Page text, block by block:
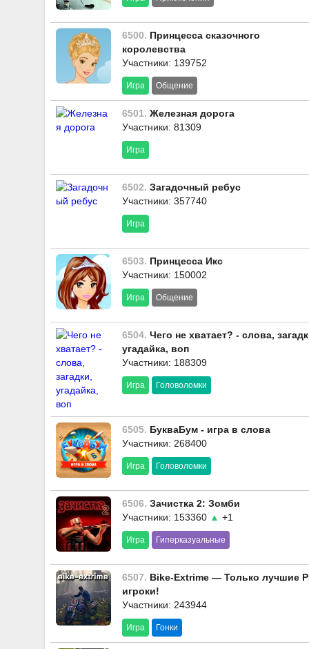
6500. Принцесса сказочного
королевства
Участники: 139752
Игра Общение
6501. Железная дорога
Участники: 81309
Игра
6502. Загадочный ребус
Участники: 357740
Игра
6503. Принцесса Икс
Участники: 150002
Игра Общение
6504. Чего не хватает? - слова,
угадайка, воп
Участники: 188309
Игра Головоломки
6505. БукваБум - игра в слова
Участники: 268400
Игра Головоломки
6506. Зачистка 2: Зомби
Участники: 153360 ▲ +1
Игра Гиперказуальные
6507. Bike-Extrime — Только лучшие
игроки!
Участники: 243944
Игра Гонки